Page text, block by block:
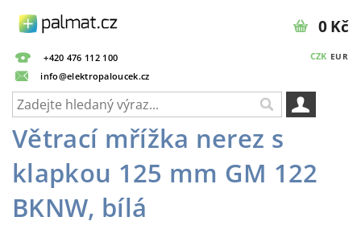
+420 476 112 100
info@elektropaloucek.cz
CZK EUR
0 Kč
Větrací mřížka nerez s
klapkou 125 mm GM 122
BKNW, bílá